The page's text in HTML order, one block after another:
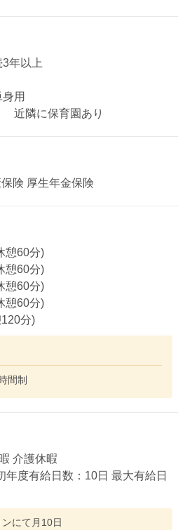
年以上
用
近隣に保育園あり
険 厚生年金保険
憩60分)
憩60分)
憩60分)
憩60分)
分)
間制
介護休暇
年度有給日数：10日 最大有給日
にて月10日